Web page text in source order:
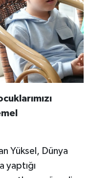
Yüksel, Dünya
yaptığı